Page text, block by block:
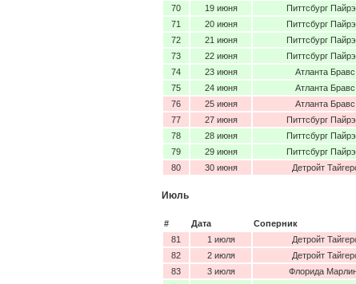
70
19 июня Питтсбург
71
20 июня Питтсбург
72
21 июня Питтсбург
73
22 июня Питтсбург
74
23 июня Атланта Бравс
75
24 июня Атланта Бравс
76
25 июня Атланта Бравс
77
27 июня Питтсбург
78
28 июня Питтсбург
79
29 июня Питтсбург
80
30 июня Детройт
Июль
# Дата Соперник
81
1 июля Детройт
82
2 июля Детройт
83
3 июля Флорида